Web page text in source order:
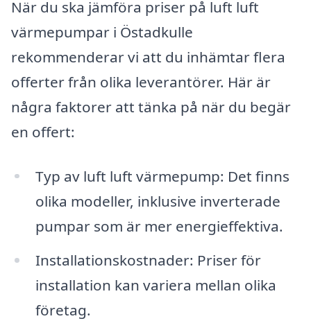
När du ska jämföra priser på luft luft
värmepumpar i Östadkulle
rekommenderar vi att du inhämtar flera
offerter från olika leverantörer. Här är
några faktorer att tänka på när du begär
en offert:
Typ av luft luft värmepump: Det finns
olika modeller, inklusive inverterade
pumpar som är mer energieffektiva.
Installationskostnader: Priser för
installation kan variera mellan olika
företag.